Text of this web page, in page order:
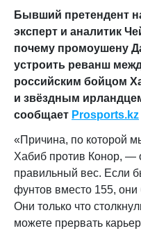
Бывший претендент
эксперт и аналитик
почему промоушену
устроить реванш
российским бойцом
и звёздным
сообщает Prosports.kz
«Причина, по которой
Хабиб против Конор, —
правильный вес. Если
фунтов вместо 155, они
Они только что
можете прервать